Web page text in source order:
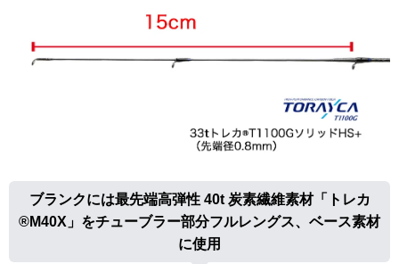
ブランクには最先端高弾性 40t 炭素繊維素材「トレカ
®M40X」をチューブラー部分フルレングス、ベース素材
に使用